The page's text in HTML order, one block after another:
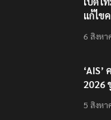
แก้ไข
6 สิงหา
2026
5 สิงหา